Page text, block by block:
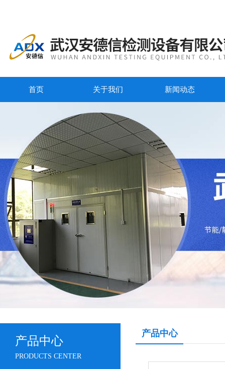
首页 关于我们 新闻动态
产品中心
PRODUCTS CENTER
产品中心